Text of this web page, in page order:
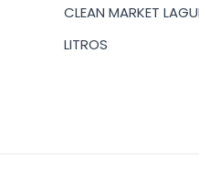
CLEAN MARKET
LITROS